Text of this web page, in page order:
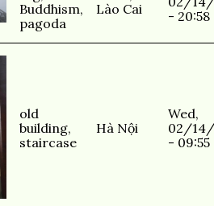
Buddhism,
pagoda
Lào Cai
- 20:58
old
building,
staircase
Hà Nội
Wed,
02/
- 09:55